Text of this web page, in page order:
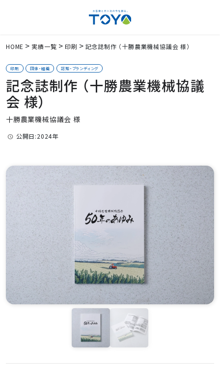
HOME 実績一覧 印刷 記念誌制作 （十勝農業機械協議会 様）
印刷 団体・組織 認知・ブランディング
記念誌制作 （十勝農業機械協議
会 様）
十勝農業機械協議会 様
公開日:2024年